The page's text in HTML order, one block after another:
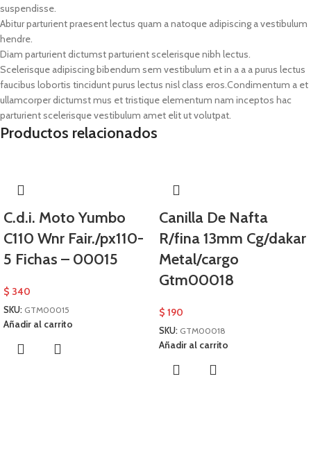
suspendisse.
Abitur parturient praesent lectus quam a natoque adipiscing a vestibulum
hendre.
Diam parturient dictumst parturient scelerisque nibh lectus.
Scelerisque adipiscing bibendum sem vestibulum et in a a a purus lectus
faucibus lobortis tincidunt purus lectus nisl class eros.Condimentum a et
ullamcorper dictumst mus et tristique elementum nam inceptos hac
parturient scelerisque vestibulum amet elit ut volutpat.
Productos relacionados
C.d.i. Moto Yumbo
C110 Wnr Fair./px110-
5 Fichas – 00015
$ 340
SKU: GTM00015
Añadir al carrito
Canilla De Nafta
R/fina 13mm Cg/dakar
Metal/cargo
Gtm00018
$ 190
SKU: GTM00018
Añadir al carrito